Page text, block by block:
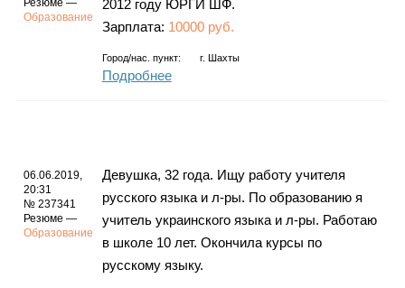
Резюме —
Образование
2012 году ЮРГИ ШФ.
Зарплата: 10000 руб.
Город/нас. пункт: г. Шахты
Подробнее
06.06.2019,
20:31
№ 237341
Резюме —
Образование
Девушка, 32 года. Ищу работу учителя
русского языка и л-ры. По образованию я
учитель украинского языка и л-ры. Работаю
в школе 10 лет. Окончила курсы по
русскому языку.